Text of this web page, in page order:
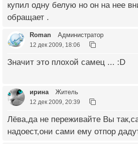
купил одну белую но он на нее
обращает .
Roman Администратор
12 дек 2009, 18:06
Значит это плохой самец ... :D
ирина Житель
12 дек 2009, 20:39
Лёва,да не переживайте Вы
надоест,они сами ему отпор